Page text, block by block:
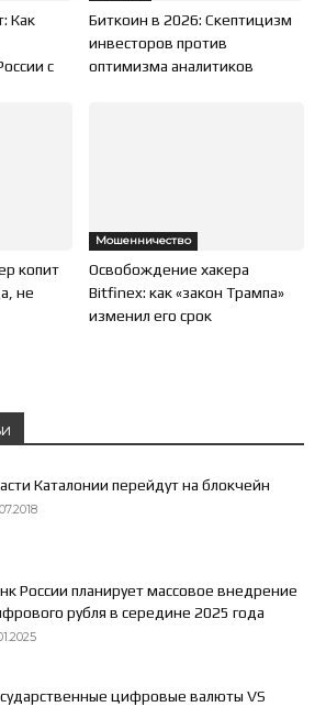
Как
с
Биткоин в 2026: Скептицизм
инвесторов против
оптимизма аналитиков
копит
не
Мошенничество
Освобождение хакера
Bitfinex: как «закон Трампа»
изменил его срок
Каталонии перейдут на блокчейн
России планирует массовое внедрение
рубля в середине 2025 года
цифровые валюты VS